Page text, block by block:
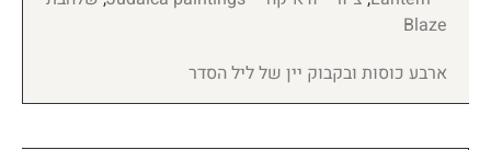
Blaze
ארבע כוסות ובקבוק יין של ליל הסדר